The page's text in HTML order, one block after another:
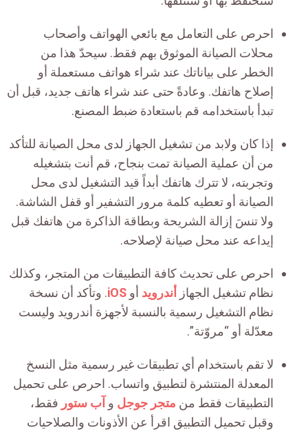
احرص على التعامل مع بائعي الهواتف وأصحاب
محلات الصيانة الموثوق بهم فقط. سيحدّ هذا من
الخطر على بياناتك عند شراء هواتف مستعملة أو
إصلاح هاتفك. وعادةً حتى عند شراء هاتف جديد، قبل أن
تبدأ باستخدامه قم باستعادة ضبط المصنع.
إذا كان ولابد من تشغيل الجهاز لدى محل الصيانة للتأكد
من أن عملية الصيانة تمت بنجاح، قم أنت بتشغيله
وتجربته، لا تترك هاتفك أبداً قيد التشغيل لدى محل
الصيانة أو تعطيه كلمة مرور التشفير أو قفل الشاشة.
ولا تنسَ إزالة الشريحة وﺑﻄﺎقة اﻟﺬاﻛﺮة من هاتفك قبل
إيداعه عند محل صيانة لإصلاحه.
احرص على تحديث كافة التطبيقات من المتجر، وكذلك
نظام تشغيل الجهاز أندرويد أو iOS. وتأكد أن نسخة
نظام التشغيل رسمية بالنسبة لأجهزة أندرويد وليست
معدّلة أو “مروّتة”.
لا تقم باستخدام أي تطبيقات غير رسمية مثل النسخ
المعدلة المنتشرة لتطبيق واتساب. احرص على تحميل
التطبيقات فقط من متجر جوجل و آب ستور فقط،
وقبل تحميل التطبيق اقرأ عن الأذونات والصلاحيات